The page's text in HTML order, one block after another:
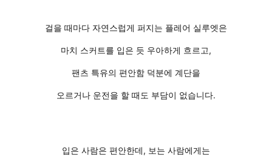
걸을 때마다 자연스럽게 퍼지는 플레어 실루엣은
마치 스커트를 입은 듯 우아하게 흐르고,
팬츠 특유의 편안함 덕분에 계단을
오르거나 운전을 할 때도 부담이 없습니다.
입은 사람은 편안한데, 보는 사람에게는